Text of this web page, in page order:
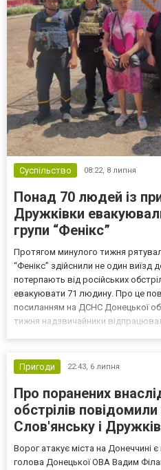
Суспільство 08:22, 8 липня
Понад 70 людей із
Дружківки
групи “Фенікс”
Протягом минулого тижня
“Фенікс” здійснили не один виїзд
потерпають від російських
евакуювати 71 людину. Про це
посиланням на ДСНС Донецької
тижня надзвичайники
Пригоди
22:43, 6 липня
Про поранених
обстрілів
Слов'янську і
Ворог атакує міста на Донеччині
голова Донецької ОВА Вадим